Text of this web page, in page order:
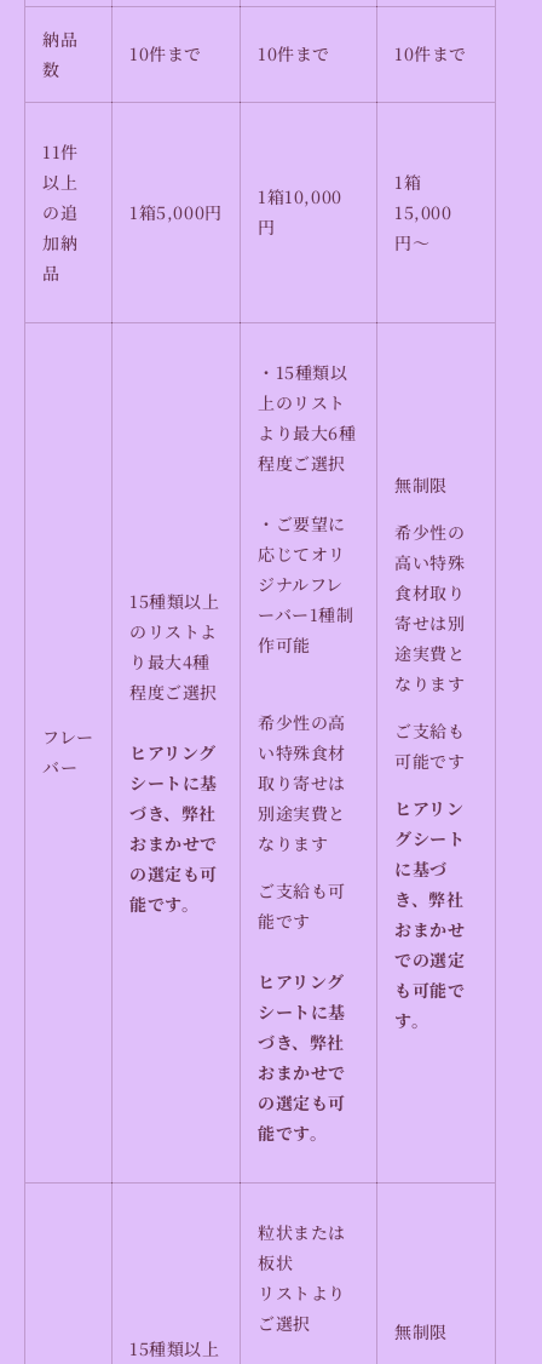
納品
数
10件まで 10件まで 10件まで
11件
以上
の追
加納
品
1箱5,000円
1箱10,000
円
1箱
15,000
円〜
フレー
バー
15種類以上
のリストよ
り最大4種
程度ご選択
ヒアリング
シートに基
づき、弊社
おまかせで
の選定も可
能です。
・15種類以
上のリスト
より最大6種
程度ご選択
・ご要望に
応じてオリ
ジナルフレ
ーバー1種制
作可能
希少性の高
い特殊食材
取り寄せは
別途実費と
なります
ご支給も可
能です
ヒアリング
シートに基
づき、弊社
おまかせで
の選定も可
能です。
無制限
希少性の
高い特殊
食材取り
寄せは別
途実費と
なります
ご支給も
可能です
ヒアリン
グシート
に基づ
き、弊社
おまかせ
での選定
も可能で
す。
15種類以上
粒状または
板状
リストより
ご選択
無制限